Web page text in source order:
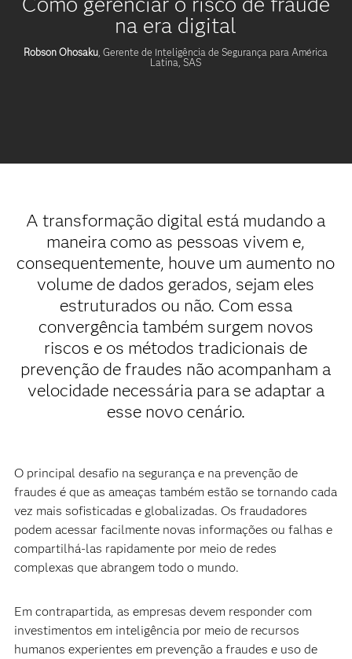
na era digital
Robson Ohosaku , Gerente de Inteligência de Segurança para América
Latina, SAS
A transformação digital está mudando a
maneira como as pessoas vivem e,
consequentemente, houve um aumento no
volume de dados gerados, sejam eles
estruturados ou não. Com essa
convergência também surgem novos
riscos e os métodos tradicionais de
prevenção de fraudes não acompanham a
velocidade necessária para se adaptar a
esse novo cenário.
O principal desafio na segurança e na prevenção de
fraudes é que as ameaças também estão se tornando cada
vez mais sofisticadas e globalizadas. Os fraudadores
podem acessar facilmente novas informações ou falhas e
compartilhá-las rapidamente por meio de redes
complexas que abrangem todo o mundo.
Em contrapartida, as empresas devem responder com
investimentos em inteligência por meio de recursos
humanos experientes em prevenção a fraudes e uso de